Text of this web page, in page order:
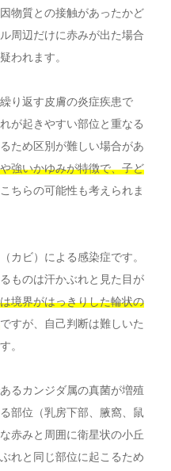
物質との接触があったかど
周辺だけに赤みが出た場合
われます。
り返す皮膚の炎症疾患で
が起きやすい部位と重なる
ため区別が難しい場合があ
強いかゆみが特徴で、子ど
ちらの可能性も考えられま
カビ）による感染症です。
ものは汗かぶれと見た目が
境界がはっきりした輪状の
ですが、自己判断は難しいた
。
るカンジダ属の真菌が増殖
部位（乳房下部、腋窩、鼠
赤みと周囲に衛星状の小丘
れと同じ部位に起こるため